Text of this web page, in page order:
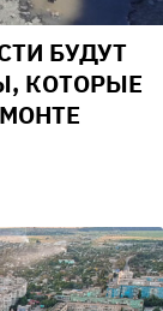
БУДУТ
КОТОРЫЕ